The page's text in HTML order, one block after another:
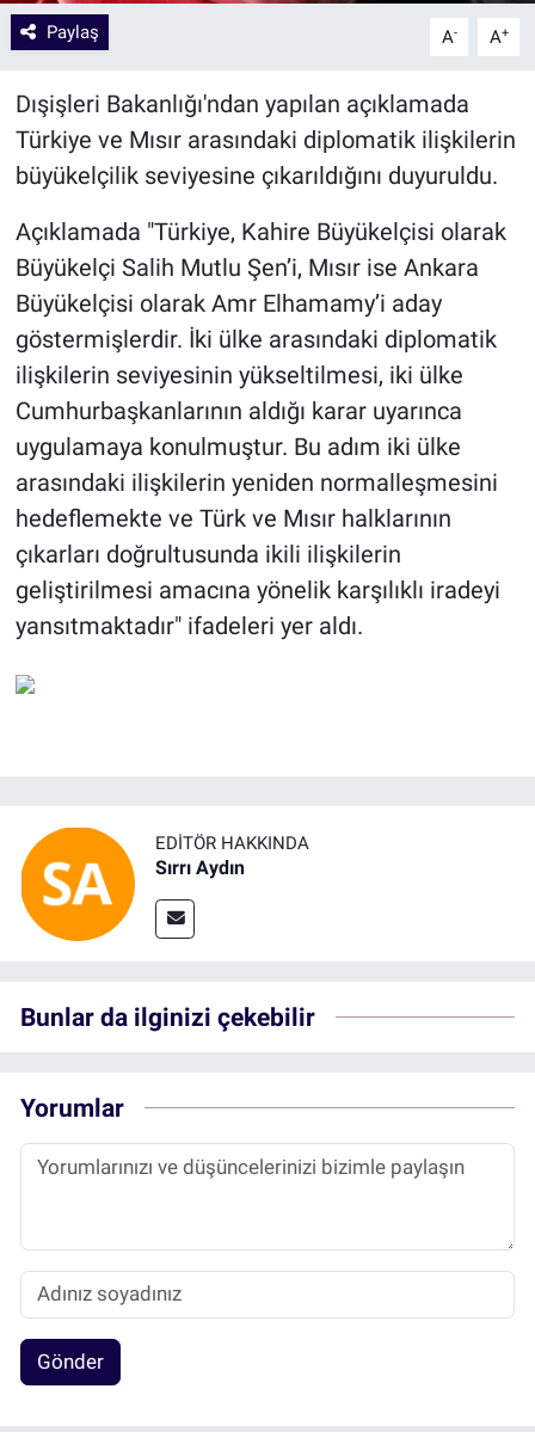
Paylaş A- A+
Dışişleri Bakanlığı'ndan yapılan açıklamada
Türkiye ve Mısır arasındaki diplomatik ilişkilerin
büyükelçilik seviyesine çıkarıldığını duyuruldu.
Açıklamada "Türkiye, Kahire Büyükelçisi olarak
Büyükelçi Salih Mutlu Şen’i, Mısır ise Ankara
Büyükelçisi olarak Amr Elhamamy’i aday
göstermişlerdir. İki ülke arasındaki diplomatik
ilişkilerin seviyesinin yükseltilmesi, iki ülke
Cumhurbaşkanlarının aldığı karar uyarınca
uygulamaya konulmuştur. Bu adım iki ülke
arasındaki ilişkilerin yeniden normalleşmesini
hedeflemekte ve Türk ve Mısır halklarının
çıkarları doğrultusunda ikili ilişkilerin
geliştirilmesi amacına yönelik karşılıklı iradeyi
yansıtmaktadır" ifadeleri yer aldı.
EDITÖR HAKKINDA
Sırrı Aydın
Bunlar da ilginizi çekebilir
Yorumlar
Gönder